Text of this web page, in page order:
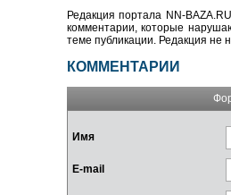
Редакция портала NN-
комментарии, которые
теме публикации. Редакция не
КОММЕНТАРИИ
Имя
E-mail